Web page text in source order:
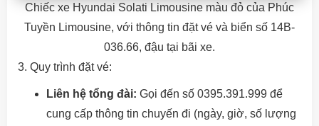
Chiếc xe Hyundai Solati Limousine màu đỏ của Phúc
Tuyền Limousine, với thông tin đặt vé và biển số 14B-
036.66, đậu tại bãi xe.
3. Quy trình đặt vé:
Liên hệ tổng đài: Gọi đến số 0395.391.999 để
cung cấp thông tin chuyến đi (ngày, giờ, số lượng